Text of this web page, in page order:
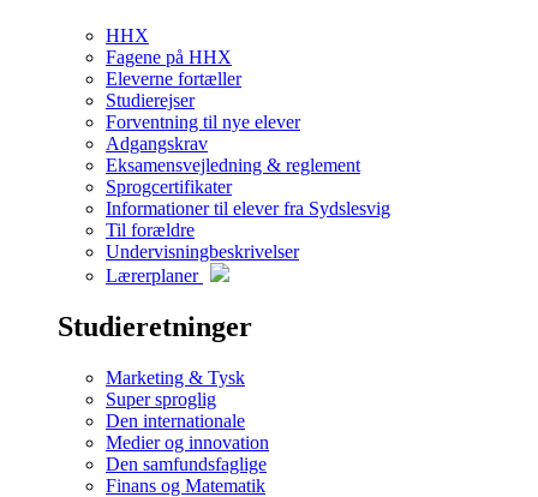
HHX
Fagene på HHX
Eleverne fortæller
Studierejser
Forventning til nye elever
Adgangskrav
Eksamensvejledning & reglement
Sprogcertifikater
Informationer til elever fra Sydslesvig
Til forældre
Undervisningbeskrivelser
Lærerplaner
Studieretninger
Marketing & Tysk
Super sproglig
Den internationale
Medier og innovation
Den samfundsfaglige
Finans og Matematik